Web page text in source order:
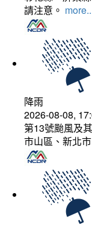
請注意。
降雨
2026-08-08,
第13號颱風及
市山區、新北